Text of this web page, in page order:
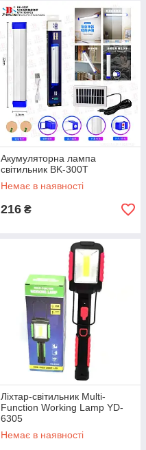
Акумуляторна лампа
світильник BK-300T
Немає в наявності
216 ₴
Ліхтар-світильник Multi-
Function Working Lamp YD-
6305
Немає в наявності